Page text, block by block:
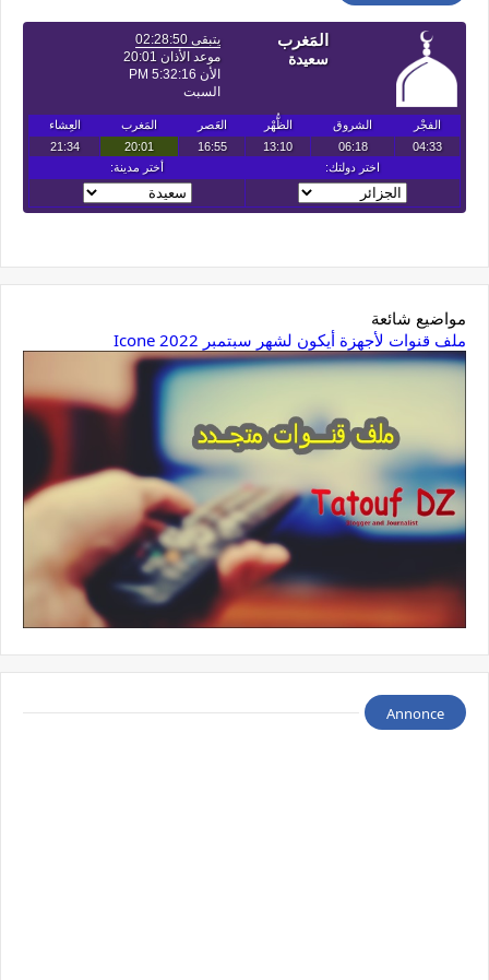
مواضيع شائعة
ملف قنوات لأجهزة أيكون لشهر سبتمبر 2022 Icone
Annonce